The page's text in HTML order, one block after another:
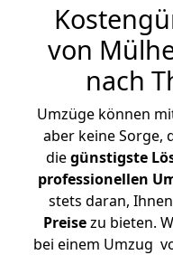
von
nach
Umzüge können
aber keine Sorge,
diegünstigste
professionellen
stets daran, Ihnen
Preisezu bieten.
bei einem Umzug